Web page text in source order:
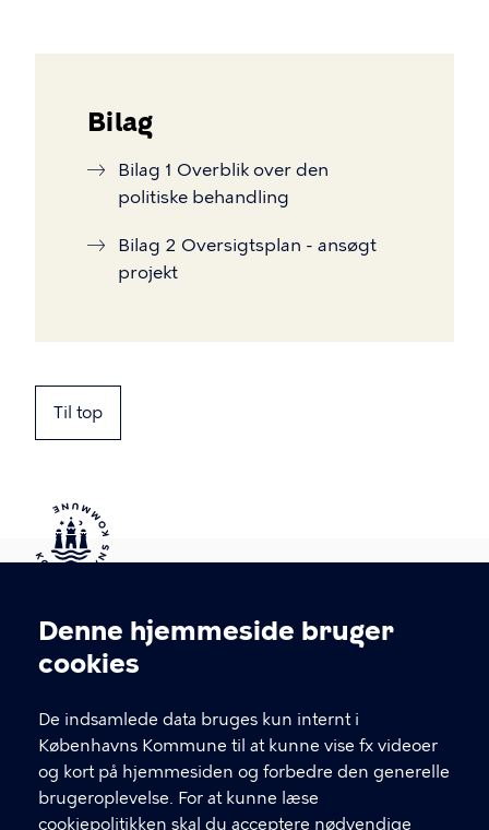
Cookieindstillinger
Denne hjemmeside bruger
cookies
De indsamlede data bruges kun internt i
Københavns Kommune til at kunne vise fx videoer
og kort på hjemmesiden og forbedre den generelle
brugeroplevelse. For at kunne læse
cookiepolitikken skal du acceptere nødvendige
Bilag
Bilag 1 Overblik over den
politiske behandling
Bilag 2 Oversigtsplan - ansøgt
projekt
Til top
Kontakt Københavns Kommune
T
fFind andre kontakter her
CVR-nummer64942212
GENVEJE